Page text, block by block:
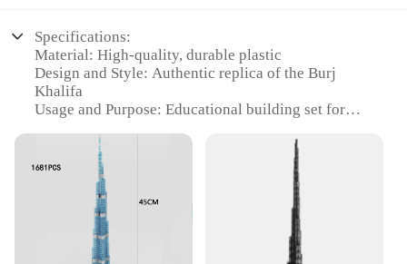
Specifications:
Material: High-quality, durable plastic
Design and Style: Authentic replica of the Burj
Khalifa
Usage and Purpose: Educational building set for
Typical Adaptive Scenario: Ideal for home, school,
or office display
Shape or Size or Weight or Quantity: Set includes
multiple pieces for a comprehensive building
experience
Performance and Property: Easy-to-assemble blocks
with a strong, stable structure